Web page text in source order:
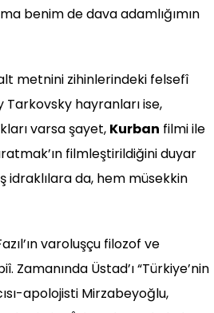
benim de dava adamlığımın
metnini zihinlerindeki felsefî
hayranları ise,
varsa şayet, Kurban filmi ile
filmleştirildiğini duyar
idraklılara da, hem müsekkin
varoluşçu filozof ve
Zamanında Üstad’ı “Türkiye’nin
apolojisti Mirzabeyoğlu,